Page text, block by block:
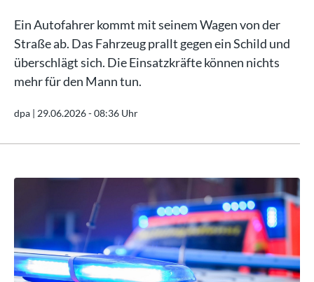
Ein Autofahrer kommt mit seinem Wagen von der
Straße ab. Das Fahrzeug prallt gegen ein Schild und
überschlägt sich. Die Einsatzkräfte können nichts
mehr für den Mann tun.
dpa | 29.06.2026 - 08:36 Uhr